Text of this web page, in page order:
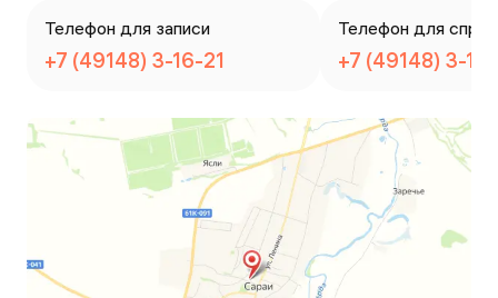
Телефон для записи
+7 (49148) 3-16-21
Телефон для
+7 (49148) 3-